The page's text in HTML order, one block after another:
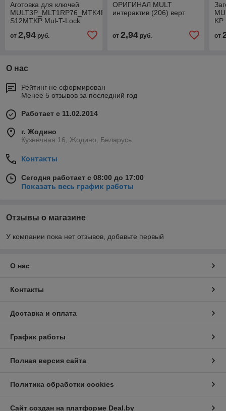
Аготовка для ключей
MULT3P_MLT1RP76_MTK4RP
S12MTKP Mul-T-Lock
от 2,94 руб.
ОРИГИНАЛ MULT
интерактив (206) верт.
от 2,94руб.
KP
от
О нас
Рейтинг не сформирован
Менее 5 отзывов за последний год
Работает с 11.02.2014
г. Жодино
Кузнечная 16, Жодино, Беларусь
Контакты
Сегодня работает с 08:00 до 17:00
Показать весь график работы
Отзывы о магазине
У компании пока нет отзывов, добавьте первый
О нас
Контакты
Доставка и оплата
График работы
Полная версия сайта
Политика обработки cookies
Сайт создан на платформе Deal.by